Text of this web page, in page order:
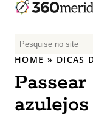
P
e
q
u
i
HOME » DICAS